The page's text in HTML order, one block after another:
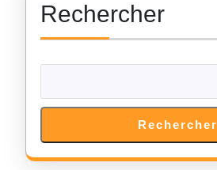
Rechercher
Rechercher